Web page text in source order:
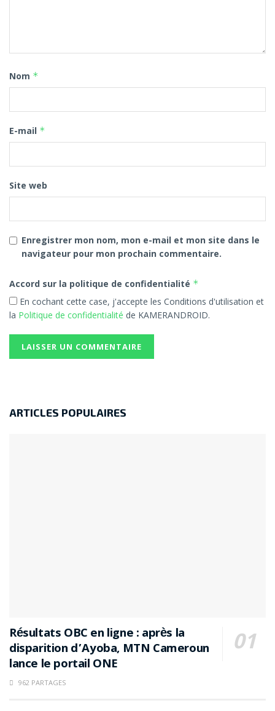
Nom *
E-mail *
Site web
Enregistrer mon nom, mon e-mail et mon site dans le
navigateur pour mon prochain commentaire.
Accord sur la politique de confidentialité *
En cochant cette case, j'accepte les Conditions d'utilisation et
la Politique de confidentialité de KAMERANDROID.
ARTICLES POPULAIRES
Résultats OBC en ligne : après la
disparition d’Ayoba, MTN Cameroun
lance le portail ONE
962 PARTAGES